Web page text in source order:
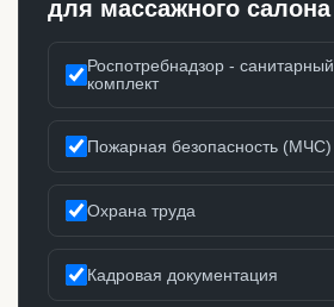
для массажного салона
Роспотребнадзор - санитарный
комплект
Пожарная безопасность (МЧС)
Охрана труда
Кадровая документация